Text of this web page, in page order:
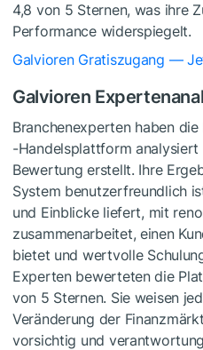
4,8 von 5 Sternen, was ihre
Performance widerspiegelt.
Galvioren Gratiszugang —
Galvioren
Branchenexperten haben
-Handelsplattform analysiert
Bewertung erstellt. Ihre
System benutzerfreundlich
und Einblicke liefert, mit
zusammenarbeitet, einen
bietet und wertvolle
Experten bewerteten die
von 5 Sternen. Sie weisen
Veränderung der
vorsichtig und